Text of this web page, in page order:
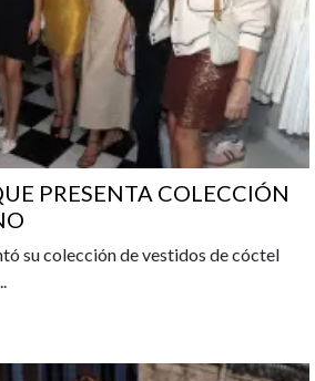
PRESENTA COLECCIÓN
su colección de vestidos de cóctel